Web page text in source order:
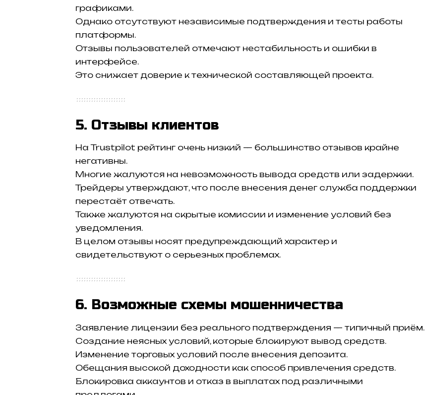
графиками.
Однако отсутствуют независимые подтверждения и тесты работы
платформы.
Отзывы пользователей отмечают нестабильность и ошибки в
интерфейсе.
Это снижает доверие к технической составляющей проекта.
5. Отзывы клиентов
На Trustpilot рейтинг очень низкий — большинство отзывов крайне
негативны.
Многие жалуются на невозможность вывода средств или задержки.
Трейдеры утверждают, что после внесения денег служба поддержки
перестаёт отвечать.
Также жалуются на скрытые комиссии и изменение условий без
уведомления.
В целом отзывы носят предупреждающий характер и
свидетельствуют о серьезных проблемах.
6. Возможные схемы мошенничества
Заявление лицензии без реального подтверждения — типичный приём.
Создание неясных условий, которые блокируют вывод средств.
Изменение торговых условий после внесения депозита.
Обещания высокой доходности как способ привлечения средств.
Блокировка аккаунтов и отказ в выплатах под различными